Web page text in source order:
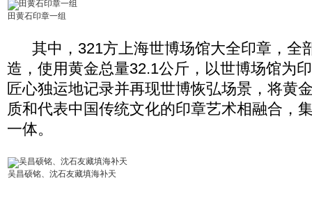
田黄石印章一组
其中，321方上海世博场馆大全印章，全
造，使用黄金总量32.1公斤，以世博场馆为
匠心独运地记录并再现世博恢弘场景，将黄
质和代表中国传统文化的印章艺术相融合，
一体。
吴昌硕铭、沈石友藏填海补天